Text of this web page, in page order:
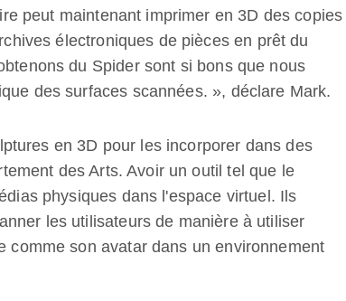
peut maintenant imprimer en 3D des copies
électroniques de pièces en prêt du
du Spider sont si bons que nous
des surfaces scannées. », déclare Mark.
en 3D pour les incorporer dans des
des Arts. Avoir un outil tel que le
physiques dans l'espace virtuel. Ils
les utilisateurs de manière à utiliser
comme son avatar dans un environnement